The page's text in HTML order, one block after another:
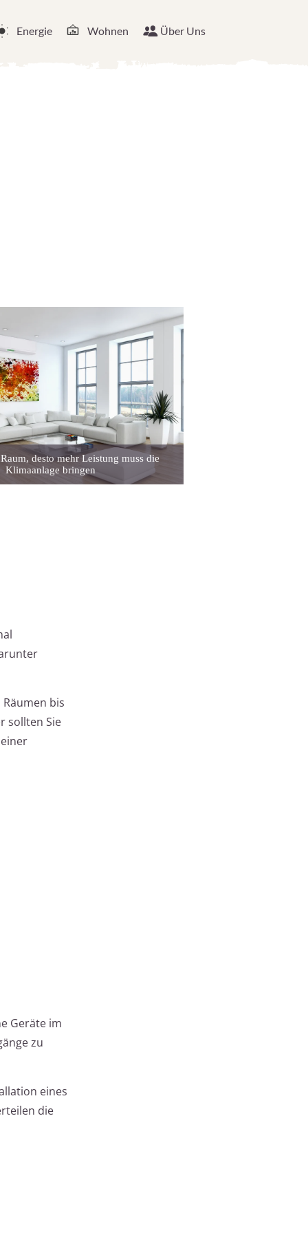
Energie Wohnen Über Uns
desto mehr Leistung muss die
Klimaanlage bringen
bis
sollten Sie
Geräte im
zu
eines
die